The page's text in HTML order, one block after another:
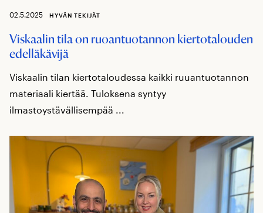
02.5.2025 HYVÄN TEKIJÄT
Viskaalin tila on ruoantuotannon kiertotalouden
edelläkävijä
Viskaalin tilan kiertotaloudessa kaikki ruuantuotannon
materiaali kiertää. Tuloksena syntyy
ilmastoystävällisempää ...